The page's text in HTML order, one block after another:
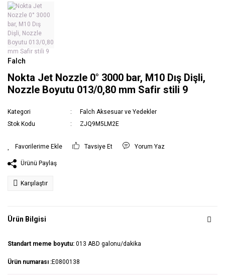
Falch
Nokta Jet Nozzle 0° 3000 bar, M10 Dış Dişli,
Nozzle Boyutu 013/0,80 mm Safir stili 9
Kategori
Falch Aksesuar ve Yedekler
Stok Kodu
ZJQ9M5LM2E
Tavsiye Et Yorum Yaz
Ürünü Paylaş
Karşılaştır
Ürün Bilgisi
Standart meme boyutu: 013 ABD galonu/dakika
Ürün numarası :E0800138